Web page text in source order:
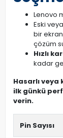
Lenovo
Eski
bir
çözüm
Hızlı
kadar
Hasarlı veya
ilk günkü
verin.
Pin Sayısı